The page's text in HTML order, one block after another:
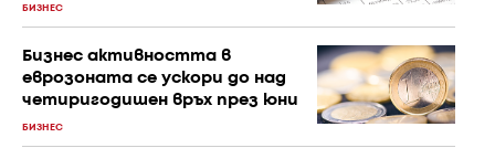
БИЗНЕС
Бизнес активността в
еврозоната се ускори до над
четиригодишен връх през юни
БИЗНЕС